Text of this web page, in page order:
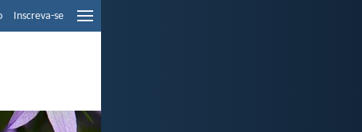
Inscreva-se